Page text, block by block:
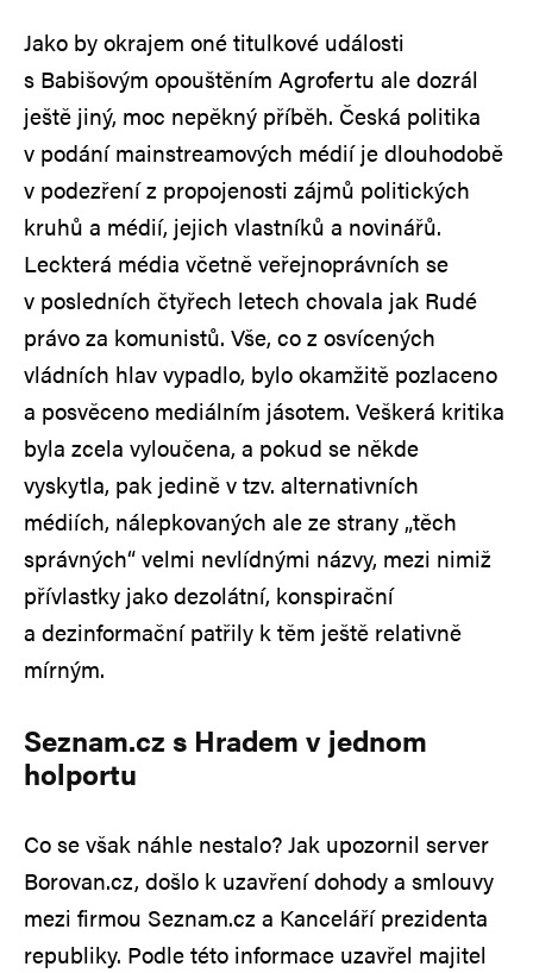
Jako by okrajem oné titulkové události
s Babišovým opouštěním Agrofertu ale dozrál
ještě jiný, moc nepěkný příběh. Česká politika
v podání mainstreamových médií je dlouhodobě
v podezření z propojenosti zájmů politických
kruhů a médií, jejich vlastníků a novinářů.
Leckterá média včetně veřejnoprávních se
v posledních čtyřech letech chovala jak Rudé
právo za komunistů. Vše, co z osvícených
vládních hlav vypadlo, bylo okamžitě pozlaceno
a posvěceno mediálním jásotem. Veškerá kritika
byla zcela vyloučena, a pokud se někde
vyskytla, pak jedině v tzv. alternativních
médiích, nálepkovaných ale ze strany „těch
správných“ velmi nevlídnými názvy, mezi nimiž
přívlastky jako dezolátní, konspirační
a dezinformační patřily k těm ještě relativně
mírným.
Seznam.cz s Hradem v jednom
holportu
Co se však náhle nestalo? Jak upozornil server
Borovan.cz, došlo k uzavření dohody a smlouvy
mezi firmou Seznam.cz a Kanceláří prezidenta
republiky. Podle této informace uzavřel majitel